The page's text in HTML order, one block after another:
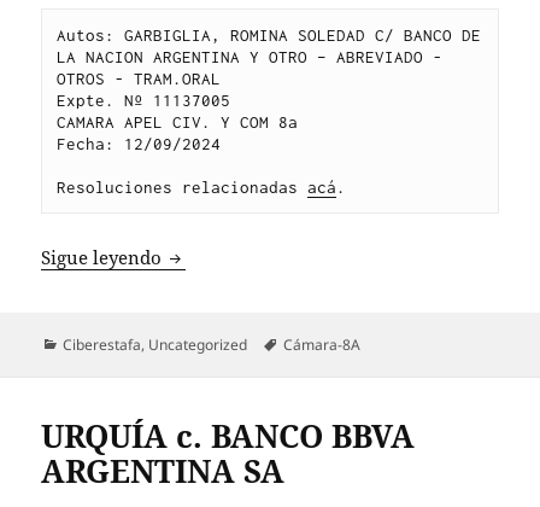
Autos: GARBIGLIA, ROMINA SOLEDAD C/ BANCO DE
LA NACION ARGENTINA Y OTRO – ABREVIADO -
OTROS - TRAM.ORAL
Expte. Nº 11137005
CAMARA APEL CIV. Y COM 8a
Fecha: 12/09/2024
Resoluciones relacionadas acá .
Sigue leyendo GARBIGLIA c. BANCO DE LA NACION
Categorías
Ciberestafa, Uncategorized Etiquetas
Cámara-8A
URQUÍA c. BANCO BBVA
ARGENTINA SA